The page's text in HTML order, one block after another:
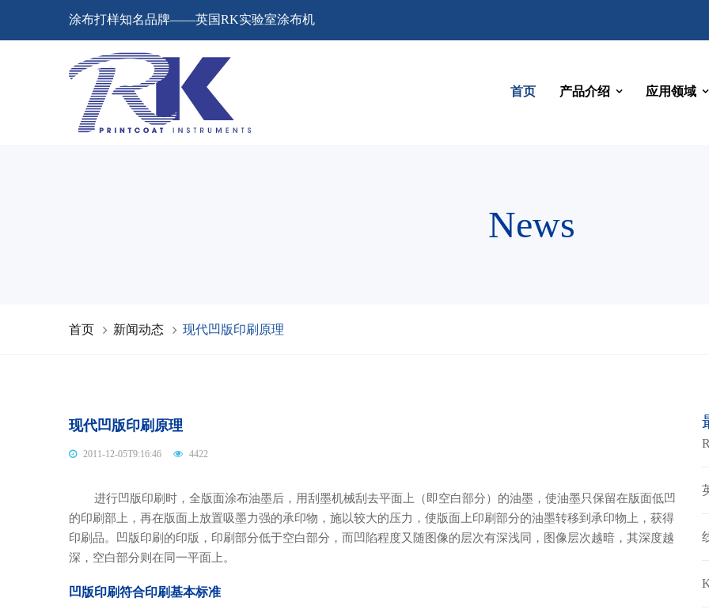
涂布打样知名品牌——英国RK实验室涂布机
首页 产品介绍 应用领域
News
首页 新闻动态 现代凹版印刷原理
现代凹版印刷原理
2011-12-05T9:16:46 4422
进行凹版印刷时，全版面涂布油墨后，用刮墨机械刮去平面上（即空白部分）的油墨，使油墨只保留在版面低凹
的印刷部上，再在版面上放置吸墨力强的承印物，施以较大的压力，使版面上印刷部分的油墨转移到承印物上，获得
印刷品。凹版印刷的印版，印刷部分低于空白部分，而凹陷程度又随图像的层次有深浅同，图像层次越暗，其深度越
深，空白部分则在同一平面上。
凹版印刷符合印刷基本标准